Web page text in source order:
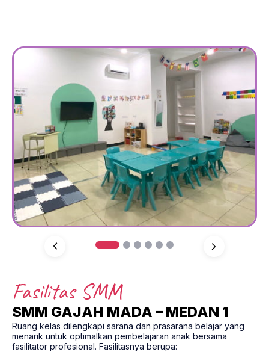
2 3 4 5 6
Fasilitas SMM
SMM GAJAH MADA – MEDAN 1
Ruang kelas dilengkapi sarana dan prasarana belajar yang
menarik untuk optimalkan pembelajaran anak bersama
fasilitator profesional. Fasilitasnya berupa: